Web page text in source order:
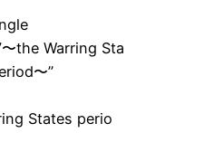
〜the Warring Sta
〜”
States perio